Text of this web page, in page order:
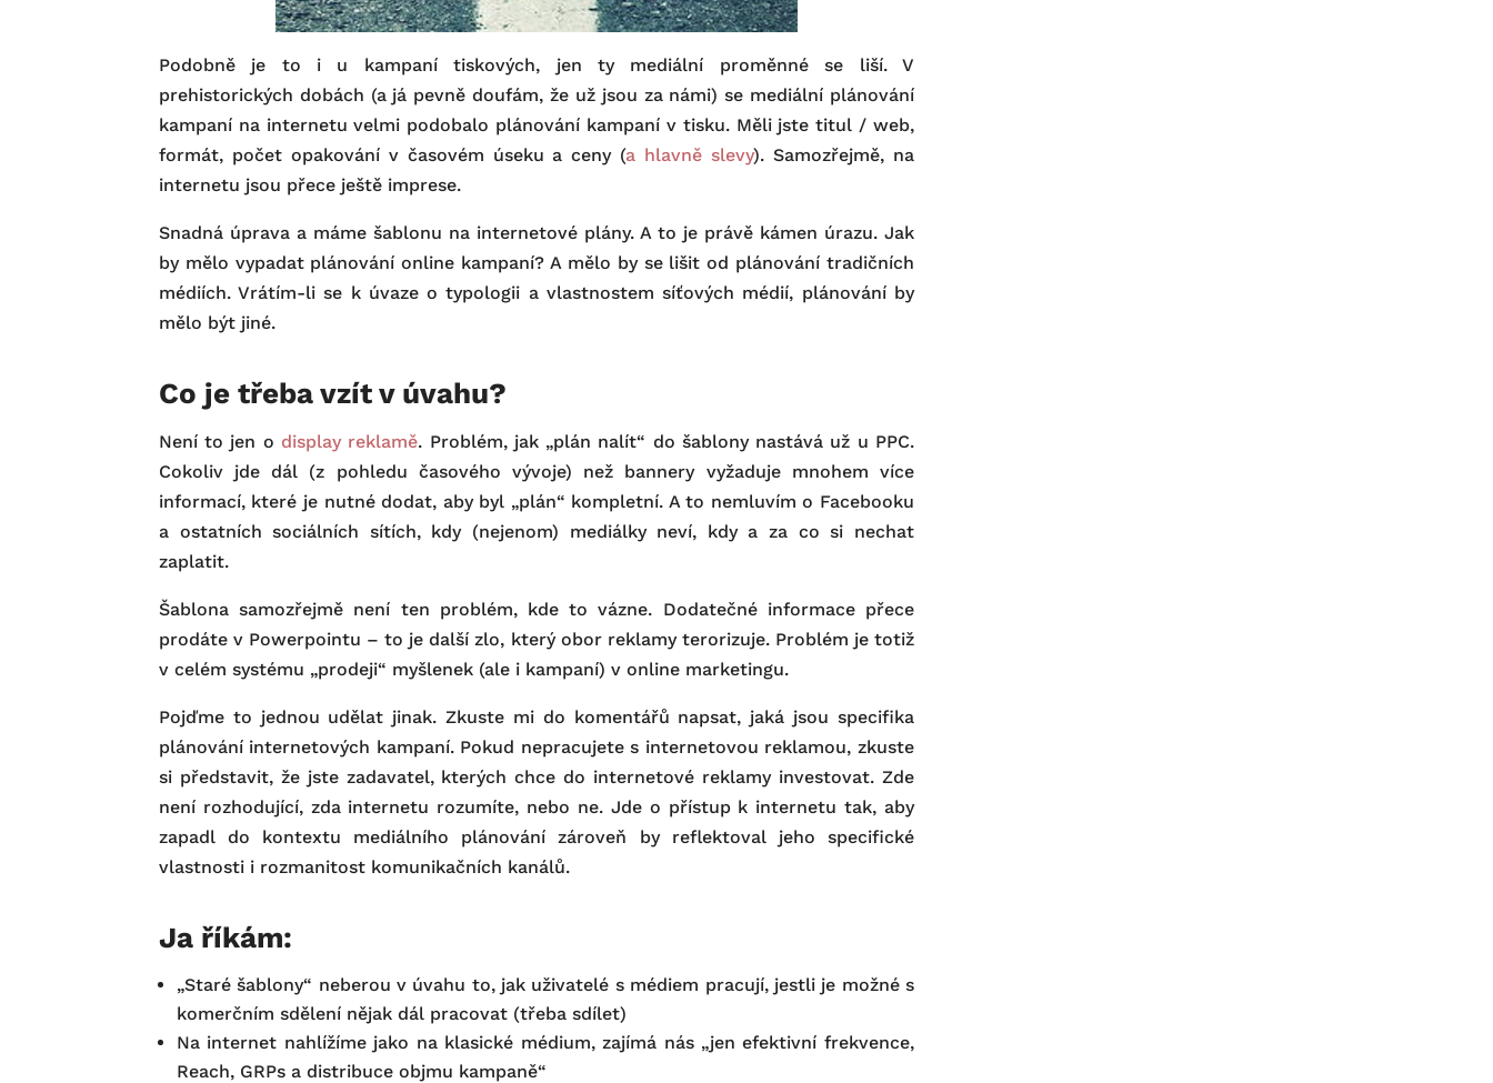
Podobně je to i u kampaní tiskových, jen ty mediální proměnné se liší. V
prehistorických dobách (a já pevně doufám, že už jsou za námi) se mediální plánování
kampaní na internetu velmi podobalo plánování kampaní v tisku. Měli jste titul / web,
formát, počet opakování v časovém úseku a ceny (a hlavně slevy). Samozřejmě, na
internetu jsou přece ještě imprese.
Snadná úprava a máme šablonu na internetové plány. A to je právě kámen úrazu. Jak
by mělo vypadat plánování online kampaní? A mělo by se lišit od plánování tradičních
médiích. Vrátím-li se k úvaze o typologii a vlastnostem síťových médií, plánování by
mělo být jiné.
Co je třeba vzít v úvahu?
Není to jen o display reklamě. Problém, jak „plán nalít“ do šablony nastává už u PPC.
Cokoliv jde dál (z pohledu časového vývoje) než bannery vyžaduje mnohem více
informací, které je nutné dodat, aby byl „plán“ kompletní. A to nemluvím o Facebooku
a ostatních sociálních sítích, kdy (nejenom) mediálky neví, kdy a za co si nechat
zaplatit.
Šablona samozřejmě není ten problém, kde to vázne. Dodatečné informace přece
prodáte v Powerpointu – to je další zlo, který obor reklamy terorizuje. Problém je totiž
v celém systému „prodeji“ myšlenek (ale i kampaní) v online marketingu.
Pojďme to jednou udělat jinak. Zkuste mi do komentářů napsat, jaká jsou specifika
plánování internetových kampaní. Pokud nepracujete s internetovou reklamou, zkuste
si představit, že jste zadavatel, kterých chce do internetové reklamy investovat. Zde
není rozhodující, zda internetu rozumíte, nebo ne. Jde o přístup k internetu tak, aby
zapadl do kontextu mediálního plánování zároveň by reflektoval jeho specifické
vlastnosti i rozmanitost komunikačních kanálů.
Ja říkám:
„Staré šablony“ neberou v úvahu to, jak uživatelé s médiem pracují, jestli je možné s
komerčním sdělení nějak dál pracovat (třeba sdílet)
Na internet nahlížíme jako na klasické médium, zajímá nás „jen efektivní frekvence,
Reach, GRPs a distribuce objmu kampaně“